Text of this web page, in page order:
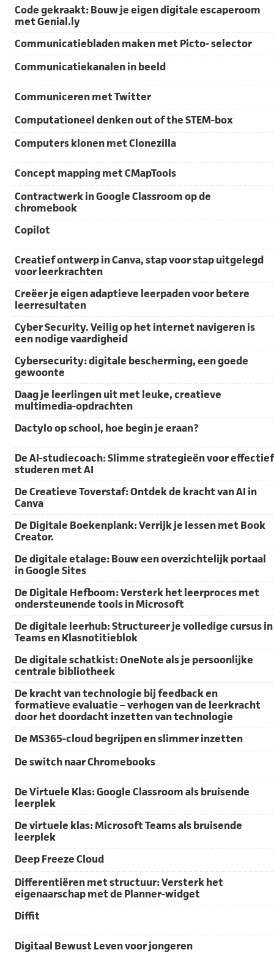
Code gekraakt: Bouw je eigen digitale escaperoom
met Genial.ly
Communicatiebladen maken met Picto- selector
Communicatiekanalen in beeld
Communiceren met Twitter
Computationeel denken out of the STEM-box
Computers klonen met Clonezilla
Concept mapping met CMapTools
Contractwerk in Google Classroom op de
chromebook
Copilot
Creatief ontwerp in Canva, stap voor stap uitgelegd
voor leerkrachten
Creëer je eigen adaptieve leerpaden voor betere
leerresultaten
Cyber Security. Veilig op het internet navigeren is
een nodige vaardigheid
Cybersecurity: digitale bescherming, een goede
gewoonte
Daag je leerlingen uit met leuke, creatieve
multimedia-opdrachten
Dactylo op school, hoe begin je eraan?
De AI-studiecoach: Slimme strategieën voor effectief
studeren met AI
De Creatieve Toverstaf: Ontdek de kracht van AI in
Canva
De Digitale Boekenplank: Verrijk je lessen met Book
Creator.
De digitale etalage: Bouw een overzichtelijk portaal
in Google Sites
De Digitale Hefboom: Versterk het leerproces met
ondersteunende tools in Microsoft
De digitale leerhub: Structureer je volledige cursus in
Teams en Klasnotitieblok
De digitale schatkist: OneNote als je persoonlijke
centrale bibliotheek
De kracht van technologie bij feedback en
formatieve evaluatie – verhogen van de leerkracht
door het doordacht inzetten van technologie
De MS365-cloud begrijpen en slimmer inzetten
De switch naar Chromebooks
De Virtuele Klas: Google Classroom als bruisende
leerplek
De virtuele klas: Microsoft Teams als bruisende
leerplek
Deep Freeze Cloud
Differentiëren met structuur: Versterk het
eigenaarschap met de Planner-widget
Diffit
Digitaal Bewust Leven voor jongeren